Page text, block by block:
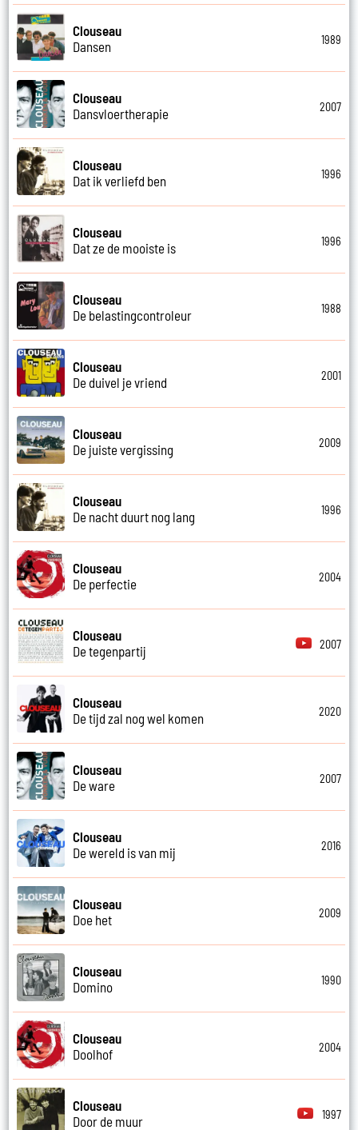
Clouseau
Dansen
1989
Clouseau
Dansvloertherapie
2007
Clouseau
Dat ik verliefd ben
1996
Clouseau
Dat ze de mooiste is
1996
Clouseau
De belastingcontroleur
1988
Clouseau
De duivel je vriend
2001
Clouseau
De juiste vergissing
2009
Clouseau
De nacht duurt nog lang
1996
Clouseau
De perfectie
2004
Clouseau
De tegenpartij
2007
Clouseau
De tijd zal nog wel komen
2020
Clouseau
De ware
2007
Clouseau
De wereld is van mij
2016
Clouseau
Doe het
2009
Clouseau
Domino
1990
Clouseau
Doolhof
2004
Clouseau
Door de muur
1997